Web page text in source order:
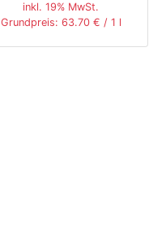
inkl. 19% MwSt.
Grundpreis: 63.70 € / 1 l